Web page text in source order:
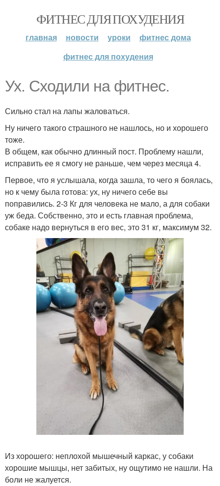
ФИТНЕС ДЛЯ ПОХУДЕНИЯ
главная новости уроки
фитнес дома
фитнес для похудения
Ух. Сходили на фитнес.
Сильно стал на лапы жаловаться.
Ну ничего такого страшного не нашлось, но и хорошего
тоже.
В общем, как обычно длинный пост. Проблему нашли,
исправить ее я смогу не раньше, чем через месяца 4.
Первое, что я услышала, когда зашла, то чего я боялась,
но к чему была готова: ух, ну ничего себе вы
поправились. 2-3 Кг для человека не мало, а для собаки
уж беда. Собственно, это и есть главная проблема,
собаке надо вернуться в его вес, это 31 кг, максимум 32.
Из хорошего: неплохой мышечный каркас, у собаки
хорошие мышцы, нет забитых, ну ощутимо не нашли. На
боли не жалуется.